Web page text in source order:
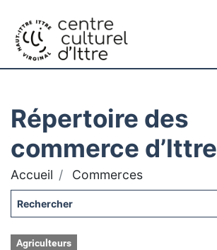
Répertoire des
commerce d’Ittre
Accueil Commerces
Agriculteurs